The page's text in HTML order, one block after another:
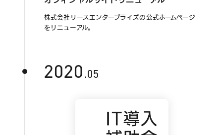
株式会社リースエンタープライズの公式ホームページ
をリニューアル。
2020.05